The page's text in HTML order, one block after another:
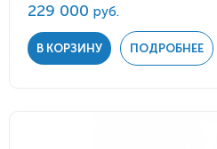
229 000 руб.
В КОРЗИНУ ПОДРОБНЕЕ